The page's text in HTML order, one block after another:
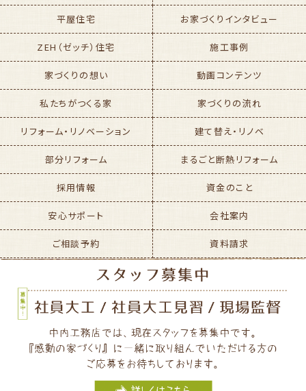
平屋住宅 お家づくりインタビュー
ZEH（ゼッチ）住宅 施工事例
家づくりの想い 動画コンテンツ
私たちがつくる家 家づくりの流れ
リフォーム・リノベーション 建て替え・リノベ
部分リフォーム まるごと断熱リフォーム
採用情報 資金のこと
安心サポート 会社案内
ご相談予約 資料請求